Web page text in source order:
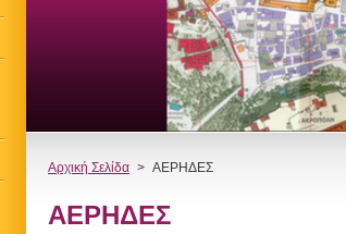
Αρχική Σελίδα > ΑΕΡΗΔΕΣ
ΑΕΡΗΔΕΣ